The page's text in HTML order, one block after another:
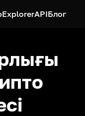
ExplorerAPIБлог